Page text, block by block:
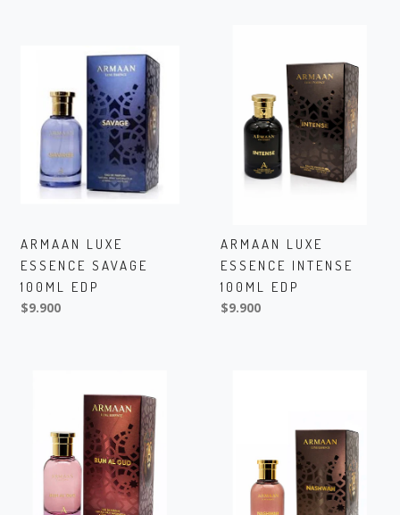
ARMAAN LUXE
ESSENCE SAVAGE
100ML EDP
$9.900
ARMAAN LUXE
ESSENCE INTENSE
100ML EDP
$9.900